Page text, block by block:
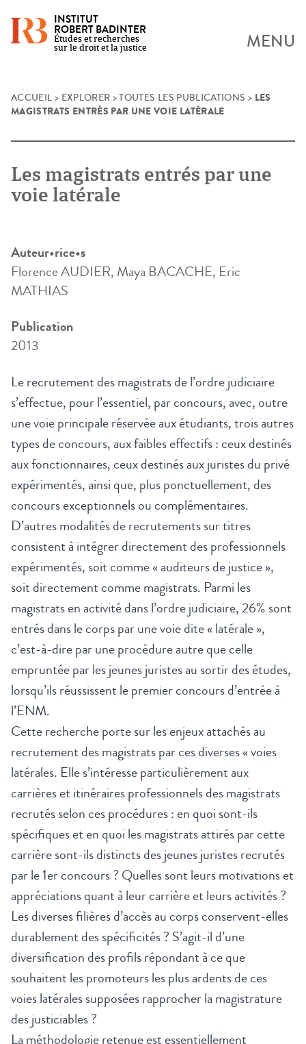
Skip
INSTITUT
ROBERT BADINTER
Études et recherches
sur le droit et la justice
MENU
ACCUEIL > EXPLORER >TOUTES LES PUBLICATIONS > LES
MAGISTRATS ENTRÉS PAR UNE VOIE LATÉRALE
Les magistrats entrés par une
voie latérale
Auteur•rice•s
Florence AUDIER, Maya BACACHE, Eric
MATHIAS
Publication
2013
Le recrutement des magistrats de l’ordre judiciaire
s’effectue, pour l’essentiel, par concours, avec, outre
une voie principale réservée aux étudiants, trois autres
types de concours, aux faibles effectifs : ceux destinés
aux fonctionnaires, ceux destinés aux juristes du privé
expérimentés, ainsi que, plus ponctuellement, des
concours exceptionnels ou complémentaires.
D’autres modalités de recrutements sur titres
consistent à intégrer directement des professionnels
expérimentés, soit comme « auditeurs de justice »,
soit directement comme magistrats. Parmi les
magistrats en activité dans l’ordre judiciaire, 26% sont
entrés dans le corps par une voie dite « latérale »,
c’est-à-dire par une procédure autre que celle
empruntée par les jeunes juristes au sortir des études,
lorsqu’ils réussissent le premier concours d’entrée à
l’ENM.
Cette recherche porte sur les enjeux attachés au
recrutement des magistrats par ces diverses « voies
latérales. Elle s’intéresse particulièrement aux
carrières et itinéraires professionnels des magistrats
recrutés selon ces procédures : en quoi sont-ils
spécifiques et en quoi les magistrats attirés par cette
carrière sont-ils distincts des jeunes juristes recrutés
par le 1er concours ? Quelles sont leurs motivations et
appréciations quant à leur carrière et leurs activités ?
Les diverses filières d’accès au corps conservent-elles
durablement des spécificités ? S’agit-il d’une
diversification des profils répondant à ce que
souhaitent les promoteurs les plus ardents de ces
voies latérales supposées rapprocher la magistrature
des justiciables ?
La méthodologie retenue est essentiellement